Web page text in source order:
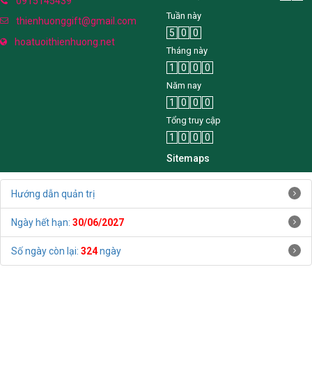
thienhuonggift@gmail.com
hoatuoithienhuong.net
Hôm nay 1 0
Tuần này
5 0 0
Tháng này
1 0 0 0
Năm nay
1 0 0 0
Tổng truy cập
1 0 0 0
Sitemaps
Hướng dẫn quản trị
Ngày hết hạn:
Số ngày còn lại: ngày